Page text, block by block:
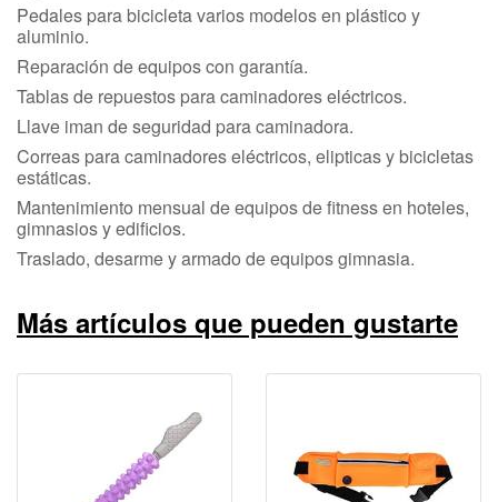
Pedales para bicicleta varios modelos en plástico y
aluminio.
Reparación de equipos con garantía.
Tablas de repuestos para caminadores eléctricos.
Llave iman de seguridad para caminadora.
Correas para caminadores eléctricos, elipticas y bicicletas
estáticas.
Mantenimiento mensual de equipos de fitness en hoteles,
gimnasios y edificios.
Traslado, desarme y armado de equipos gimnasia.
Más artículos que pueden gustarte